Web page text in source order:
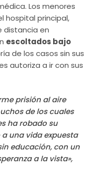
Los menores
hospital principal,
distancia en
escoltados bajo
de los casos sin sus
autoriza a ir con sus
prisión al aire
de los cuales
ha robado su
una vida expuesta
educación, con un
a la vista»,